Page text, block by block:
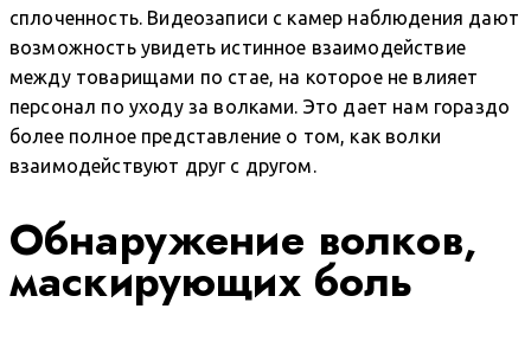
сплоченность. Видеозаписи с камер наблюдения дают
возможность увидеть истинное взаимодействие
между товарищами по стае, на которое не влияет
персонал по уходу за волками. Это дает нам гораздо
более полное представление о том, как волки
взаимодействуют друг с другом.
Обнаружение волков,
маскирующих боль